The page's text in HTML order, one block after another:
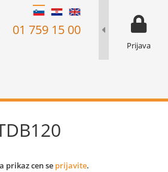
01 759 15 00
prikaz za
Prijava
prikaz cen se prijavite.